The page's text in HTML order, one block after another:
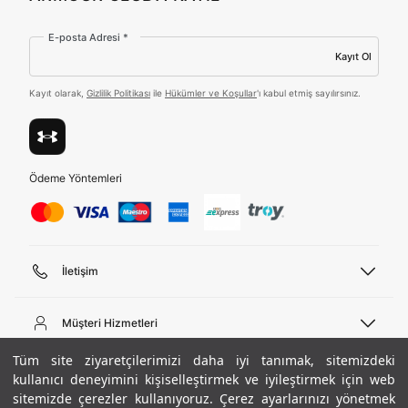
Tüm site ziyaretçilerimizi daha iyi tanımak, sitemizdeki
kullanıcı deneyimini kişiselleştirmek ve iyileştirmek için web
sitemizde çerezler kullanıyoruz. Çerez ayarlarınızı yönetmek
E-posta Adresi *
Kayıt Ol
Kayıt olarak, Gizlilik Politikası ile Hükümler ve Koşullar'ı kabul etmiş sayılırsınız.
Ödeme Yöntemleri
İletişim
444 02 00
Pazartesi - Cuma 09:00 - 18:00
E-posta
bilgi@underarmour.com
Müşteri Hizmetleri
Sipariş Sorgulama
Bize Ulaşın
Teslimat Bilgileri
Hakkımızda